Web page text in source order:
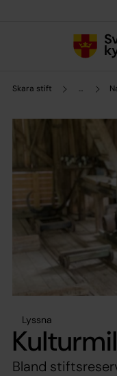
Skara stift ...
Lyssna
Bland